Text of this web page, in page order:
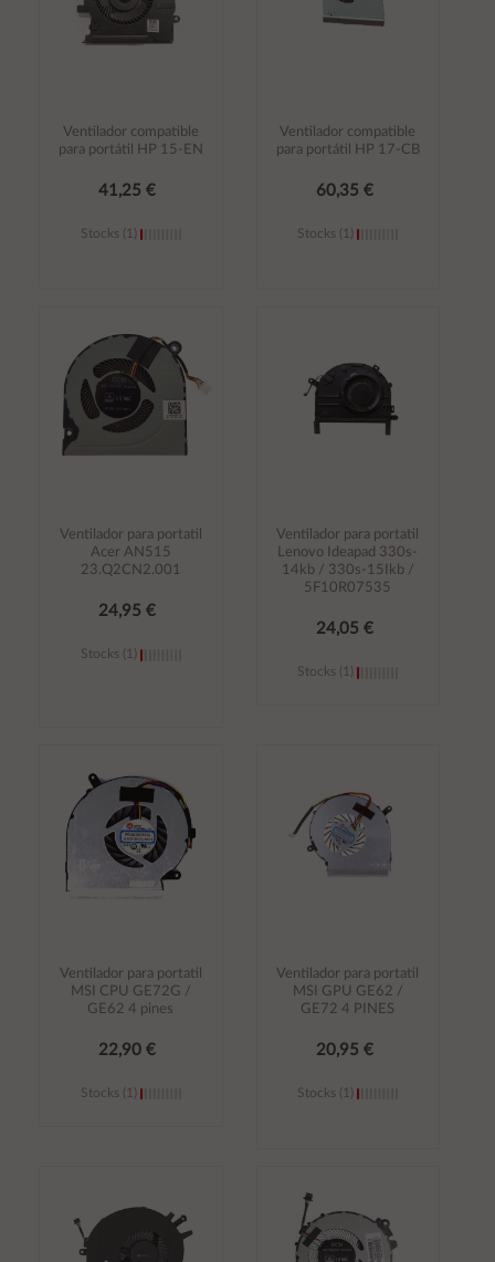
Ventilador compatible
para portátil HP 15-EN
41,25 €
Stocks (1)
carrito
Ventilador compatible
para portátil HP 17-CB
60,35 €
Stocks (1)
Ventilador para portatil
Acer AN515
23.Q2CN2.001
24,95 €
Stocks (1)
carrito
Ventilador para portatil
Lenovo Ideapad 330s-
14kb / 330s-15Ikb /
5F10R07535
24,05 €
Stocks (1)
Ventilador para portatil
MSI CPU GE72G /
GE62 4 pines
22,90 €
Stocks (1)
Ventilador para portatil
MSI GPU GE62 /
GE72 4 PINES
20,95 €
Stocks (1)